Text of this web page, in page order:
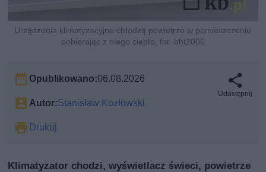
Urządzenia klimatyzacyjne chłodzą powietrze w pomieszczeniu
pobierając z niego ciepło, fot. bht2000
Opublikowano:06.08.2026
Autor:Stanisław Kozłowski
Drukuj
Udostępnij
Klimatyzator chodzi, wyświetlacz świeci, powietrze